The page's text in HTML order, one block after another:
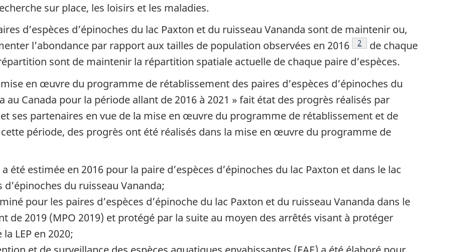
sur place, les loisirs et les maladies.
d’espèces d’épinoches du lac Paxton et du ruisseau Vananda sont de maintenir ou,
l’abondance par rapport aux tailles de population observées en 2016
Note de bas de page
2
de chaque
sont de maintenir la répartition spatiale actuelle de chaque paire d’espèces.
en œuvre du programme de rétablissement des paires d’espèces d’épinoches du
au Canada pour la période allant de 2016 à 2021 » fait état des progrès réalisés par
et ses partenaires en vue de la mise en œuvre du programme de rétablissement et de
période, des progrès ont été réalisés dans la mise en œuvre du programme de
été estimée en 2016 pour la paire d’espèces d’épinoches du lac Paxton et dans le lac
d’épinoches du ruisseau Vananda;
pour les paires d’espèces d’épinoche du lac Paxton et du ruisseau Vananda dans le
de 2019 (MPO 2019) et protégé par la suite au moyen des arrêtés visant à protéger
LEP en 2020;